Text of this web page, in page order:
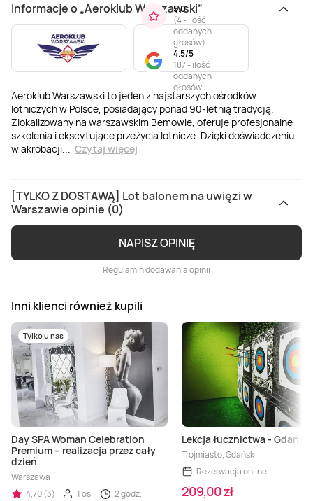
Informacje o „Aeroklub Warszawski”
Aeroklub Warszawski to jeden z najstarszych ośrodków
lotniczych w Polsce, posiadający ponad 90-letnią tradycją.
Zlokalizowany na warszawskim Bemowie, oferuje profesjonalne
szkolenia i ekscytujące przeżycia lotnicze. Dzięki doświadczeniu
w akrobacji... Czytaj więcej
5.0
(4 - ilość
oddanych
głosów)
4.5/5
187 - ilość
oddanych
głosów
[TYLKO Z DOSTAWĄ] Lot balonem na uwięzi w
Warszawie opinie (0)
NAPISZ OPINIĘ
Regulamin dodawania opinii
Inni klienci również kupili
Tylko u nas
Day SPA Woman Celebration
Premium – realizacja przez cały
dzień
Warszawa
4,70 (3)
1 os. 2 godz.
Lekcja łucznictwa - Gdańsk
Trójmiasto, Gdańsk
Rezerwacja online
209,00 zł